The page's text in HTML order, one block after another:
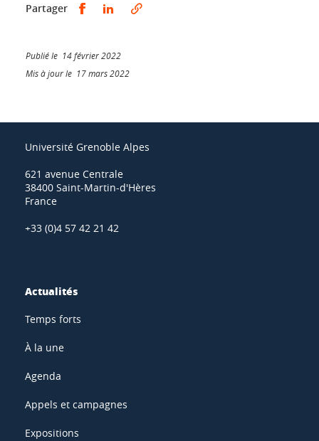
Partager Partager sur Facebook
Partager sur LinkedIn
Publié le 14 février 2022
Mis à jour le 17 mars 2022
Université Grenoble Alpes
621 avenue Centrale
38400 Saint-Martin-d'Hères
France
+33 (0)4 57 42 21 42
Actualités
Temps forts
À la une
Agenda
Appels et campagnes
Expositions